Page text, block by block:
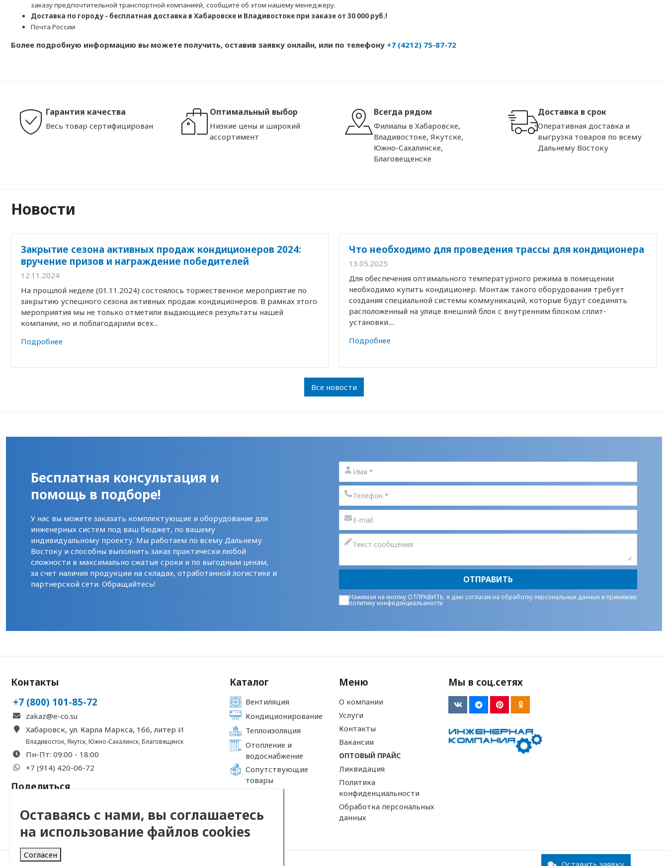
заказу предпочтительной транспортной компанией, сообщите об этом нашему менеджеру.
Доставка по городу - бесплатная доставка в Хабаровске и Владивостоке при заказе от 30 000 руб.!
Почта России
Более подробную информацию вы можете получить, оставив заявку онлайн, или по телефону +7 (4212) 75-87-72
Гарантия качества
Весь товар сертифицирован
Оптимальный выбор
Низкие цены и широкий
ассортимент
Всегда рядом
Филиалы в Хабаровске,
Владивостоке, Якутске,
Южно-Сахалинске,
Благовещенске
Доставка в срок
Оперативная доставка и
выгрузка товаров по всему
Дальнему Востоку
Новости
Закрытие сезона активных продаж кондиционеров 2024:
вручение призов и награждение победителей
12.11.2024
На прошлой неделе (01.11.2024) состоялось торжественное мероприятие по
закрытию успешного сезона активных продаж кондиционеров. В рамках этого
мероприятия мы не только отметили выдающиеся результаты нашей
компании, но и поблагодарили всех...
Подробнее
Что необходимо для проведения трассы для кондиционера
13.05.2025
Для обеспечения оптимального температурного режима в помещении
необходимо купить кондиционер. Монтаж такого оборудования требует
создания специальной системы коммуникаций, которые будут соединять
расположенный на улице внешний блок с внутренним блоком сплит-
установки....
Подробнее
Все новости
Бесплатная консультация и
помощь в подборе!
У нас вы можете заказать комплектующие и оборудование для
инженерных систем под ваш бюджет, по вашему
индивидуальному проекту. Мы работаем по всему Дальнему
Востоку и способны выполнить заказ практически любой
сложности в максимально сжатые сроки и по выгодным ценам,
за счет наличия продукции на складах, отработанной логистике и
партнерской сети. Обращайтесь!
ОТПРАВИТЬ
Нажимая на кнопку ОТПРАВИТЬ, я даю согласие на обработку персональных данных и принимаю
политику конфиденциальаности
Контакты
+7 (800) 101-85-72
zakaz@e-co.su
Хабаровск, ул. Карла Маркса, 166, литер И
Владивосток,Якутск,Южно-Сахалинск,Благовещенск
Пн-Пт: 09:00 - 18:00
+7 (914) 420-06-72
Поделиться
Каталог
Вентиляция
Кондиционирование
Теплоизоляция
Отопление и
водоснабжение
Сопутствующие
товары
Меню
О компании
Услуги
Контакты
Вакансии
ОПТОВЫЙ ПРАЙС
Ликвидация
Политика
конфиденциальности
Обработка персональных
данных
Мы в соц.сетях
Оставаясь с нами, вы соглашаетесь
на использование файлов cookies
Согласен
Оставить заявку